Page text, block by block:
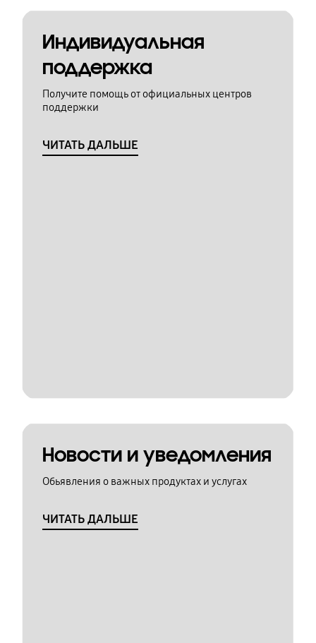
Индивидуальная
поддержка
Получите помощь от официальных центров
поддержки
ЧИТАТЬ ДАЛЬШЕ
Новости и уведомления
Обьявления о важных продуктах и услугах
ЧИТАТЬ ДАЛЬШЕ